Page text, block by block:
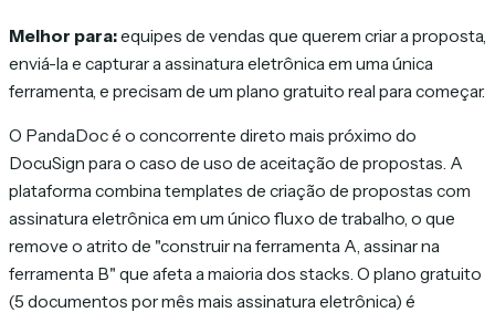
Melhor para:equipes de vendas que querem criar a proposta,
enviá-la e capturar a assinatura eletrônica em uma única
ferramenta, e precisam de um plano gratuito real para começar.
O PandaDoc é o concorrente direto mais próximo do
DocuSign para o caso de uso de aceitação de propostas. A
plataforma combina templates de criação de propostas com
assinatura eletrônica em um único fluxo de trabalho, o que
remove o atrito de "construir na ferramenta A, assinar na
ferramenta B" que afeta a maioria dos stacks. O plano gratuito
(5 documentos por mês mais assinatura eletrônica) é